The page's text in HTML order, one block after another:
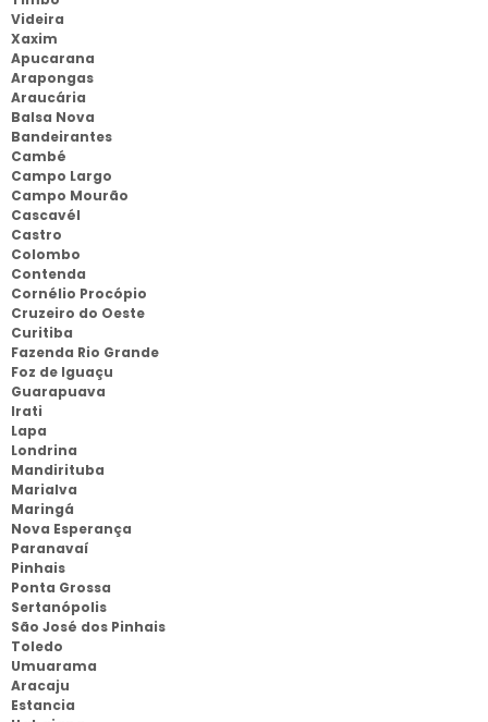
Videira
Xaxim
Apucarana
Arapongas
Araucária
Balsa Nova
Bandeirantes
Cambé
Campo Largo
Campo Mourão
Cascavél
Castro
Colombo
Contenda
Cornélio Procópio
Cruzeiro do Oeste
Curitiba
Fazenda Rio Grande
Foz de Iguaçu
Guarapuava
Irati
Lapa
Londrina
Mandirituba
Marialva
Maringá
Nova Esperança
Paranavaí
Pinhais
Ponta Grossa
Sertanópolis
São José dos Pinhais
Toledo
Umuarama
Aracaju
Estancia